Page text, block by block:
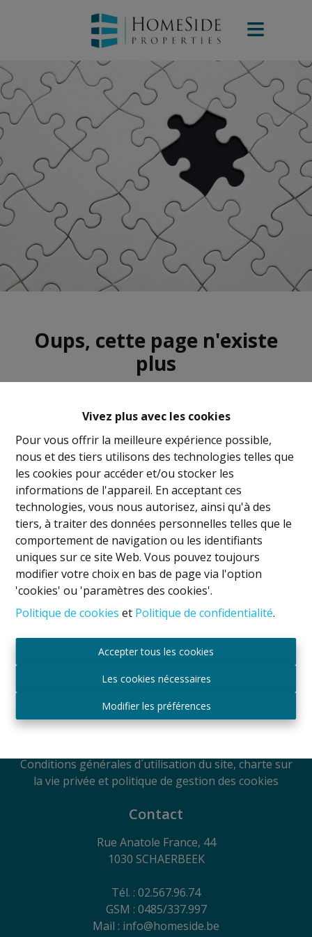
Vivez plus avec les cookies
Pour vous offrir la meilleure expérience possible,
nous et des tiers utilisons des technologies telles que
les cookies pour accéder et/ou stocker les
informations de l'appareil. En acceptant ces
technologies, vous nous autorisez, ainsi qu'à des
tiers, à traiter des données personnelles telles que le
comportement de navigation ou les identifiants
uniques sur ce site Web. Vous pouvez toujours
modifier votre choix en bas de page via l'option
'cookies' ou 'paramètres des cookies'.
Politique de cookies et Politique de confidentialité.
Accepter tous les cookies
Les cookies nécessaires
Modifier les préférences
Oups, cette page n'existe
plus
À Vendre À Louer
Mentions légales
Titulaire IPI: David GUNEL
Agent immobilier intermédiaire et régisseur
Rue du Luxembourg 16B, 1000 Bruxelles, Belgique
du 29juin 2018
RC Professionnelle et Cautionnement via Axa
Conditions générales d´utilisation du site, charte sur
la vie privée et politique de gestion des cookies
Contact
Rue Anatole France, 44
1030 SCHAERBEEK
Tél. : 02.567.96.74
GSM : 0485/337.997
Mail : info@homeside.be